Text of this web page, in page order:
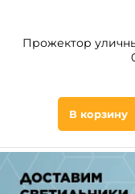
Прожектор
В корзину